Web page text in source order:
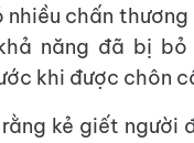
chấn
năng đã bị
khi được chôn
kẻ giết người